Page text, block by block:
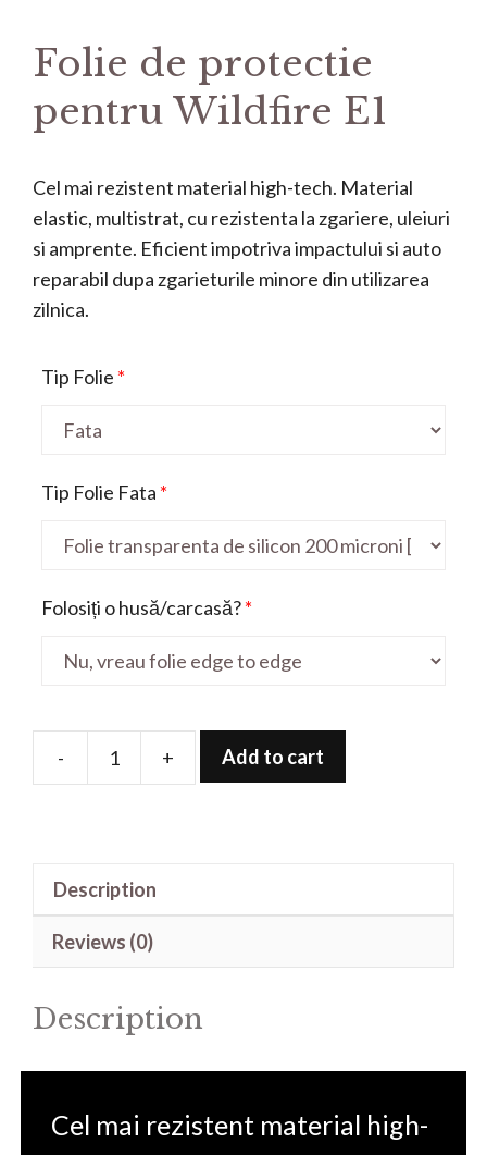
Folie de protectie
pentru Wildfire E1
Cel mai rezistent material high-tech. Material
elastic, multistrat, cu rezistenta la zgariere, uleiuri
si amprente. Eficient impotriva impactului si auto
reparabil dupa zgarieturile minore din utilizarea
zilnica.
Tip Folie *
Tip Folie Fata *
Folosiți o husă/carcasă?*
-
Folie
+ Add to cart
Description
Reviews (0)
Description
Cel mai rezistent material high-